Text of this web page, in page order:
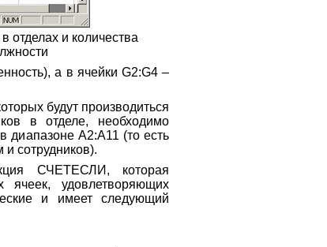
отделах и количества
а в ячейки G2:G4 –
будут производиться
в отделе, необходимо
диапазоне А2:А11 (то есть
и сотрудников).
СЧЕТЕСЛИ, которая
ячеек, удовлетворяющих
и имеет следующий